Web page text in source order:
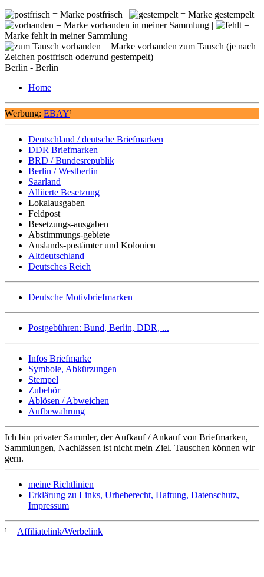
= Marke postfrisch |
= Marke gestempelt
= Marke vorhanden in meiner Sammlung |
=
Marke fehlt in meiner Sammlung
= Marke vorhanden zum Tausch (je nach
Zeichen postfrisch oder/und gestempelt)
Berlin - Berlin
Home
Werbung: EBAY¹
Deutschland / deutsche Briefmarken
DDR Briefmarken
BRD / Bundesrepublik
Berlin / Westberlin
Saarland
Alliierte Besetzung
Lokalausgaben
Feldpost
Besetzungs-ausgaben
Abstimmungs-gebiete
Auslands-postämter und Kolonien
Altdeutschland
Deutsches Reich
Deutsche Motivbriefmarken
Postgebühren: Bund, Berlin, DDR, ...
Infos Briefmarke
Symbole, Abkürzungen
Stempel
Zubehör
Ablösen / Abweichen
Aufbewahrung
Ich bin privater Sammler, der Aufkauf / Ankauf von Briefmarken,
Sammlungen, Nachlässen ist nicht mein Ziel. Tauschen können wir
gern.
meine Richtlinien
Erklärung zu Links, Urheberecht, Haftung, Datenschutz,
Impressum
¹ = Affiliatelink/Werbelink